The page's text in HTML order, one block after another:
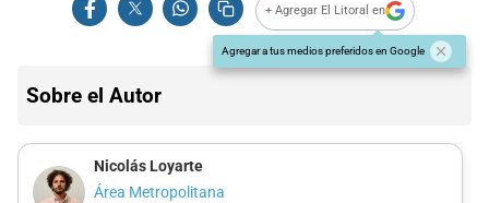
+ Agregar El Litoral en
Agregar a tus medios preferidos en Google
Sobre el Autor
Nicolás Loyarte
Área Metropolitana